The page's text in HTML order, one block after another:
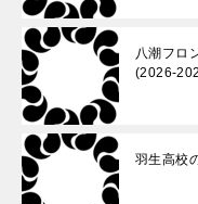
八潮フロ
(2026-
羽生高校